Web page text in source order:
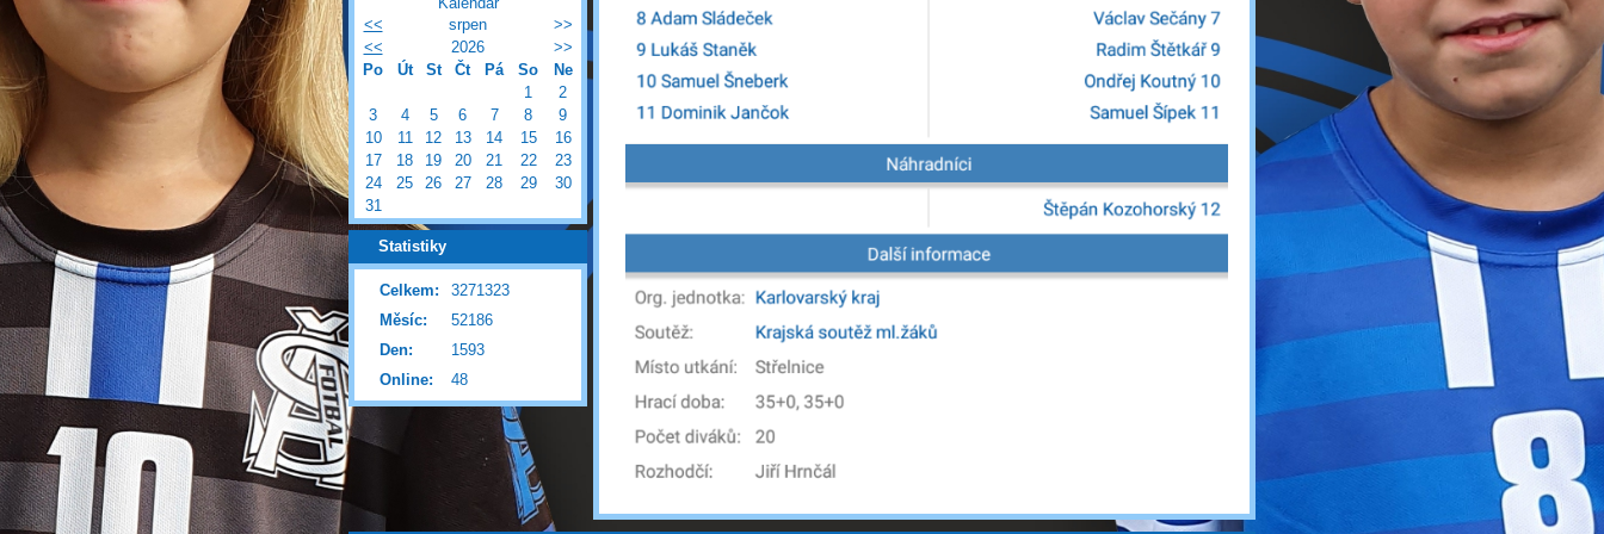
<<
srpen
>>
<<
2026
>>
Po
Út St Čt Pá So
Ne
1
2
3
4 5 6 7 8
9
10
11 12 13 14 15
16
17
18 19 20 21 22
23
24
25 26 27 28 29
30
31
Statistiky
Online: 48
Celkem:
3271323
Měsíc:
52186
Den:
1593